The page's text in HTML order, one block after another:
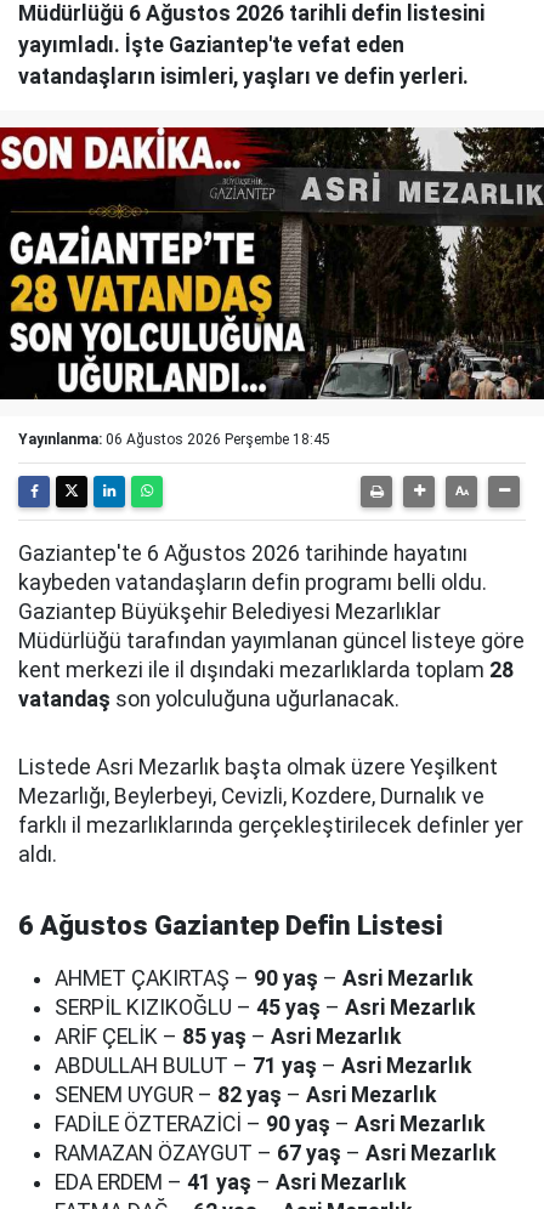
Müdürlüğü 6 Ağustos 2026 tarihli defin listesini
yayımladı. İşte Gaziantep'te vefat eden
vatandaşların isimleri, yaşları ve defin yerleri.
Yayınlanma: 06 Ağustos 2026 Perşembe 18:45
Gaziantep'te 6 Ağustos 2026 tarihinde hayatını
kaybeden vatandaşların defin programı belli oldu.
Gaziantep Büyükşehir Belediyesi Mezarlıklar
Müdürlüğü tarafından yayımlanan güncel listeye göre
kent merkezi ile il dışındaki mezarlıklarda toplam 28
vatandaş son yolculuğuna uğurlanacak.
Listede Asri Mezarlık başta olmak üzere Yeşilkent
Mezarlığı, Beylerbeyi, Cevizli, Kozdere, Durnalık ve
farklı il mezarlıklarında gerçekleştirilecek definler yer
aldı.
6 Ağustos Gaziantep Defin Listesi
AHMET ÇAKIRTAŞ – 90 yaş – Asri Mezarlık
SERPİL KIZIKOĞLU – 45 yaş – Asri Mezarlık
ARİF ÇELİK – 85 yaş – Asri Mezarlık
ABDULLAH BULUT – 71 yaş – Asri Mezarlık
SENEM UYGUR – 82 yaş – Asri Mezarlık
FADİLE ÖZTERAZİCİ – 90 yaş – Asri Mezarlık
RAMAZAN ÖZAYGUT – 67 yaş – Asri Mezarlık
EDA ERDEM – 41 yaş – Asri Mezarlık